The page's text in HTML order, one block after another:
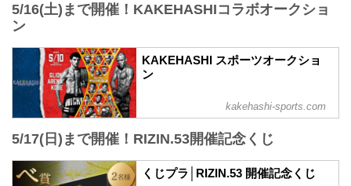
（金）12時よりRIZIN 100 CLUB、RIZIN
売開始）
お得なPPV前売りチケットは、大会前日
の5月9日（土）23:59まで販売！
が実況・解説ありで試合を見たい方は是
全試合リアルタイムで視聴しよう！
PPV販売スケジュール一覧
配信日時 料金 配信媒体 アー...
5/16(土)まで開催！KAKEHASHIコラボオークショ
ン
KAKEHASHI スポーツオークショ
ン
kakehashi-sports.com
5/17(日)まで開催！RIZIN.53開催記念くじ
くじプラ│RIZIN.53 開催記念くじ